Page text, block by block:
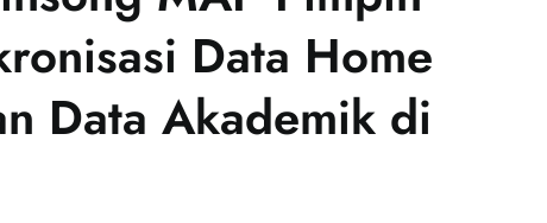
Data Home
Data Akademik di